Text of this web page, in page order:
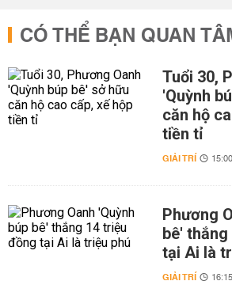
CÓ THỂ BẠN QUAN
Tuổi 30,
'Quỳnh
căn hộ
tiền tỉ
GIẢI TRÍ
Phương
bê'
tại Ai là
GIẢI TRÍ